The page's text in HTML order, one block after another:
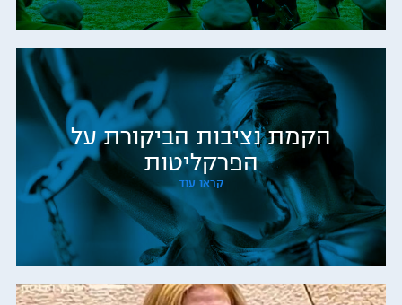
הקמת נציבות הביקורת על
הפרקליטות
קראו עוד